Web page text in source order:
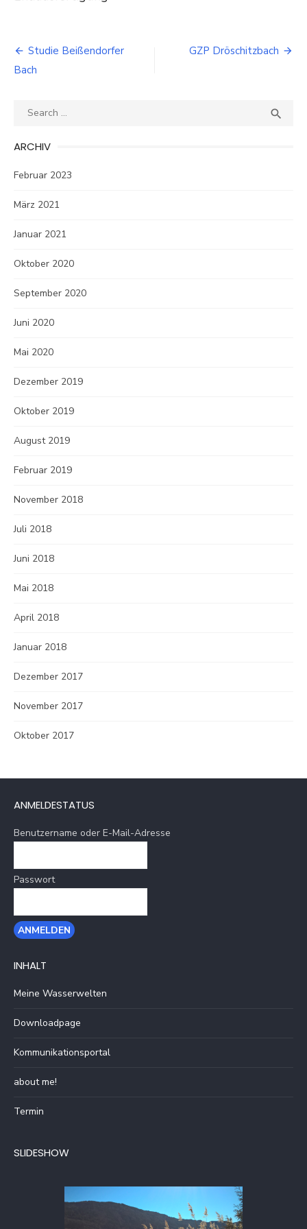
Beitragsnavigation
Studie Beißendorfer
Bach
GZP Dröschitzbach
Search

ARCHIV
Februar 2023
März 2021
Januar 2021
Oktober 2020
September 2020
Juni 2020
Mai 2020
Dezember 2019
Oktober 2019
August 2019
Februar 2019
November 2018
Juli 2018
Juni 2018
Mai 2018
April 2018
Januar 2018
Dezember 2017
November 2017
Oktober 2017
ANMELDESTATUS
Benutzername oder E-Mail-Adresse
Passwort
INHALT
Meine Wasserwelten
Downloadpage
Kommunikationsportal
about me!
Termin
SLIDESHOW